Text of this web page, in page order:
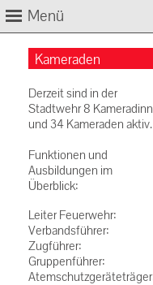
Menü
Kameraden
Derzeit sind in der
Stadtwehr 8
und 34 Kameraden aktiv.
Funktionen und
Ausbildungen im
Überblick:
Leiter Feuerwehr:
Verbandsführer: 2
Zugführer: 4
Gruppenführer: 9